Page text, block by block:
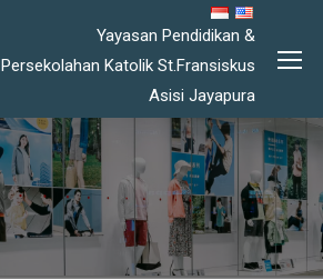
Yayasan Pendidikan &
Persekolahan Katolik St.Fransiskus
Asisi Jayapura